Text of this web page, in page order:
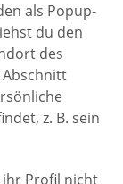
als Popup-
du den
des
z. B. sein
ihr Profil nicht